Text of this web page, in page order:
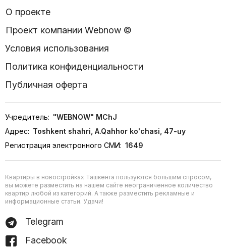
О проекте
Проект компании Webnow ©
Условия использования
Политика конфиденциальности
Публичная оферта
Учредитель: "WEBNOW" MChJ
Адрес: Toshkent shahri, A.Qahhor ko'chasi, 47-uy
Регистрация электронного СМИ: 1649
Квартиры в новостройках Ташкента пользуются большим спросом,
вы можете разместить на нашем сайте неограниченное количество
квартир любой из категорий. А также разместить рекламные и
информационные статьи. Удачи!
Telegram
Facebook